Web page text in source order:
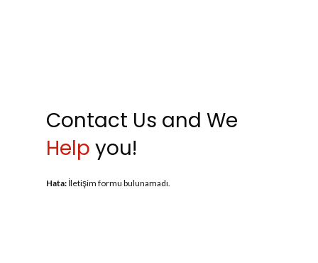
Contact Us and We
Help you!
Hata: İletişim formu bulunamadı.